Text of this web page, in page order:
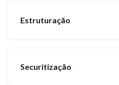
Estruturação
Securitização